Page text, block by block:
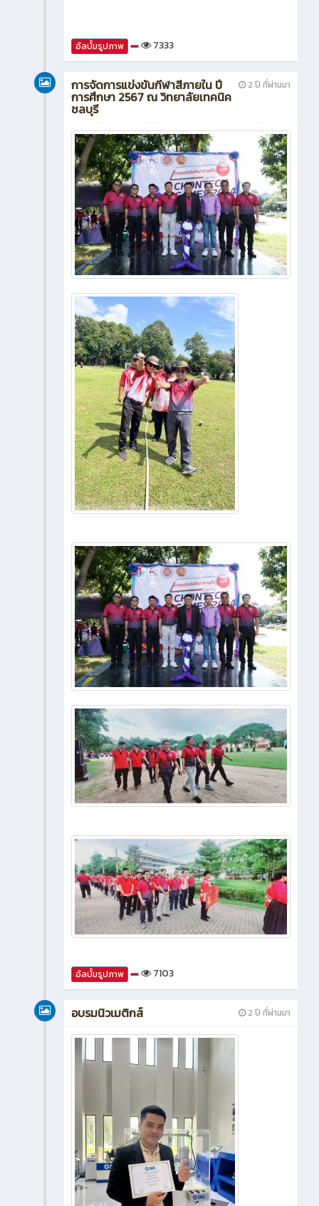
อัลบั้มรูปภาพ 7333
2 ปี ที่ผ่านมา
การจัดการแข่งขันกีฬาสีภายใน ปี
การศึกษา 2567 ณ วิทยาลัยเทคนิค
ชลบุรี
อัลบั้มรูปภาพ 7103
2 ปี ที่ผ่านมา
อบรมนิวเมติกส์